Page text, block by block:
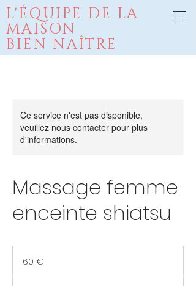
L'ÉQUIPE DE LA
MAISON
BIEN NAÎTRE
Ce service n'est pas disponible,
veuillez nous contacter pour plus
d'informations.
Massage femme
enceinte shiatsu
60 €